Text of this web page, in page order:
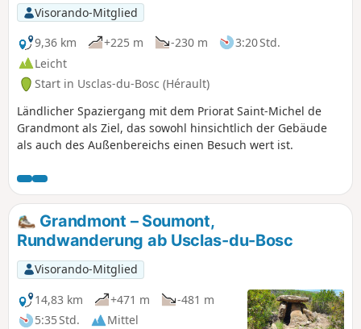
Bitte konsultieren Sie die Karte.
Visorando-Mitglied
9,36 km
+225 m -230 m
3:20 Std.
Leicht
Start in Usclas-du-Bosc (Hérault)
Ländlicher Spaziergang mit dem Priorat Saint-Michel de
Grandmont als Ziel, das sowohl hinsichtlich der Gebäude
als auch des Außenbereichs einen Besuch wert ist.
Grandmont – Soumont,
Rundwanderung ab Usclas-du-Bosc
Visorando-Mitglied
14,83 km
+471 m
-481 m
5:35 Std.
Mittel